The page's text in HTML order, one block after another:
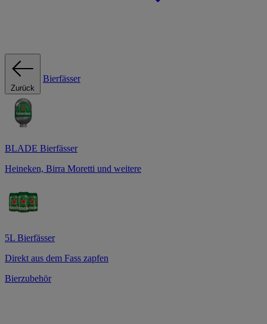
Zurück
Bierfässer
BLADE Bierfässer
Heineken, Birra Moretti und weitere
5L Bierfässer
Direkt aus dem Fass zapfen
Bierzubehör